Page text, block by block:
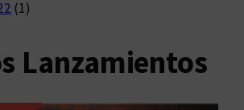
(1)
Lanzamientos